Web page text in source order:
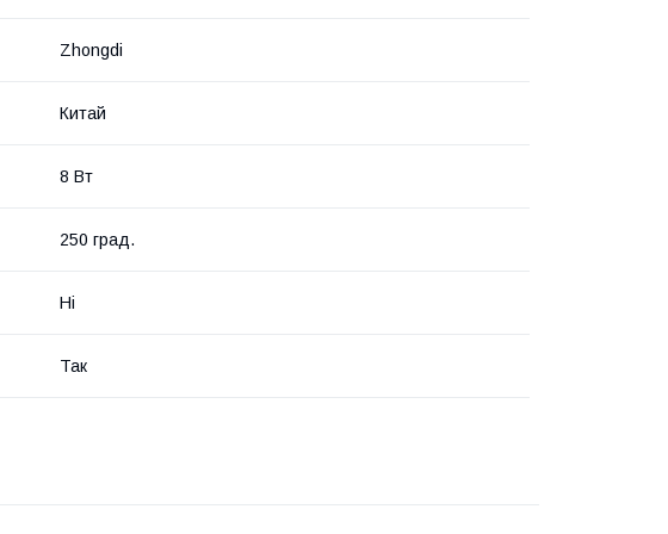
Zhongdi
Китай
8 Вт
250 град.
Ні
Так